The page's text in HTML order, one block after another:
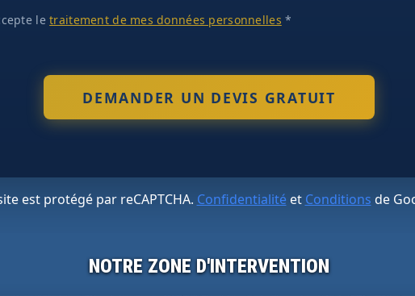
letraitement de mes données personnelles *
est protégé par reCAPTCHA. Confidentialitéet Conditions de
NOTRE ZONE D'INTERVENTION